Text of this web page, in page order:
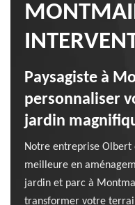
Paysagiste à
personnaliser
jardin
Notre entreprise Olbert
meilleure en
jardin et parc à
transformer votre